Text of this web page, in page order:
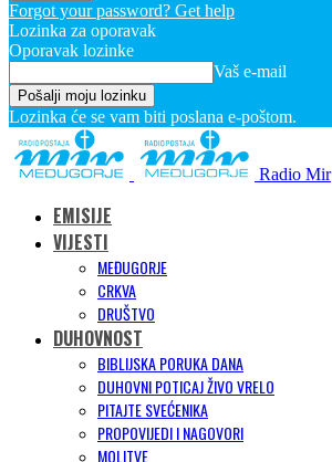
Forgot your password? Get help
Lozinka za oporavak
Oporavak lozinke
Vaš e-mail
Lozinka će se vam biti poslana e-poštom.
Radio Mir
EMISIJE
VIJESTI
MEĐUGORJE
CRKVA
DRUŠTVO
DUHOVNOST
BIBLIJSKA PORUKA DANA
DUHOVNI POTICAJ ŽIVO VRELO
PITAJTE SVEĆENIKA
PROPOVIJEDI I NAGOVORI
MOLITVE